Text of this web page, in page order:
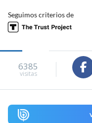
Seguimos criterios de
6385
visitas